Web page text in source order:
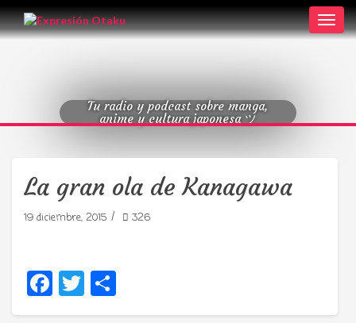
Tu radio y podcast sobre manga,
anime y cultura japonesa ツ
La gran ola de Kanagawa
19 diciembre, 2015 / 326
Facebook
Twitter